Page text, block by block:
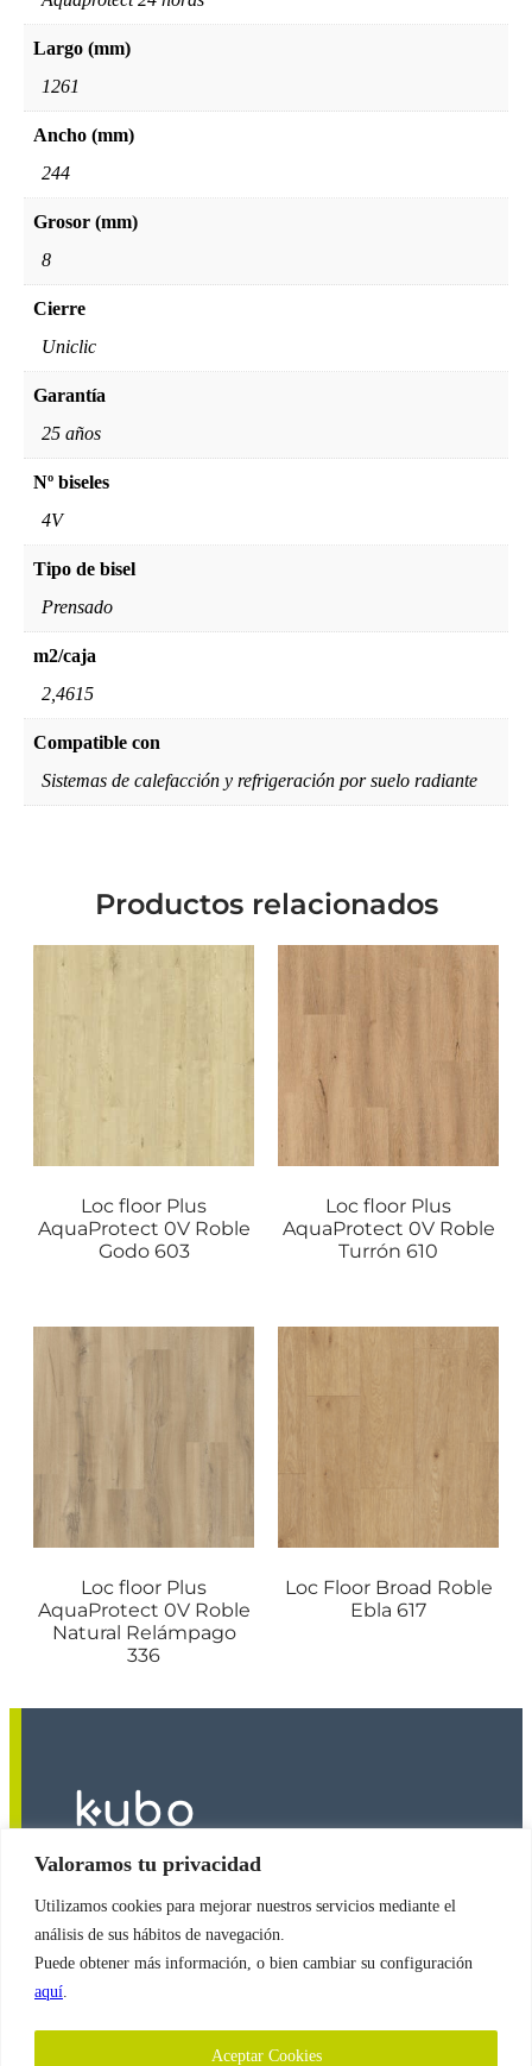
Valoramos tu privacidad
Utilizamos cookies para mejorar nuestros servicios mediante el
análisis de sus hábitos de navegación.
Puede obtener más información, o bien cambiar su configuración
aquí
Aceptar Cookies
Largo (mm)
1261
Ancho (mm)
244
Grosor (mm)
8
Cierre
Uniclic
Garantía
25 años
Nº biseles
4V
Tipo de bisel
Prensado
m2/caja
2,4615
Compatible con
Sistemas de calefacción y refrigeración por suelo radiante
Productos relacionados
Loc floor Plus
AquaProtect 0V Roble
Godo 603
Loc floor Plus
AquaProtect 0V Roble
Turrón 610
Loc floor Plus
AquaProtect 0V Roble
Natural Relámpago
336
Loc Floor Broad Roble
Ebla 617
2026
© Copyright
Revestimientos Kubo S.A.
Política de Cookies